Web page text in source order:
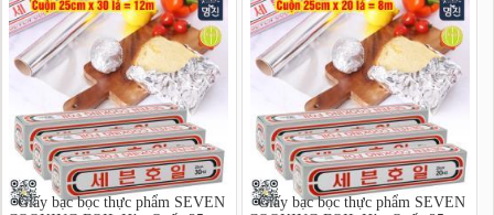
Giấy bạc bọc thực phẩm SEVEN
Giấy bạc bọc thực phẩm SEVEN